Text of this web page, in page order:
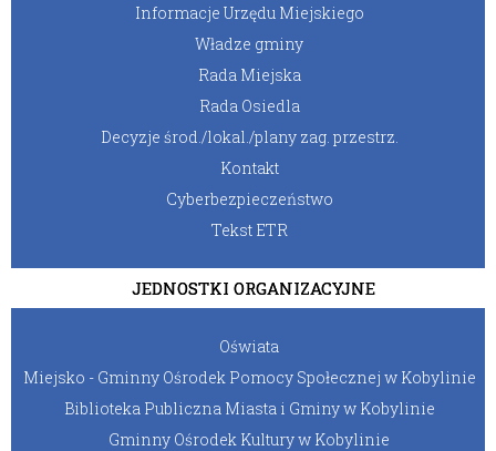
Informacje Urzędu Miejskiego
Władze gminy
Rada Miejska
Rada Osiedla
Decyzje środ./lokal./plany zag. przestrz.
Kontakt
Cyberbezpieczeństwo
Tekst ETR
JEDNOSTKI ORGANIZACYJNE
Oświata
Miejsko - Gminny Ośrodek Pomocy Społecznej w Kobylinie
Biblioteka Publiczna Miasta i Gminy w Kobylinie
Gminny Ośrodek Kultury w Kobylinie